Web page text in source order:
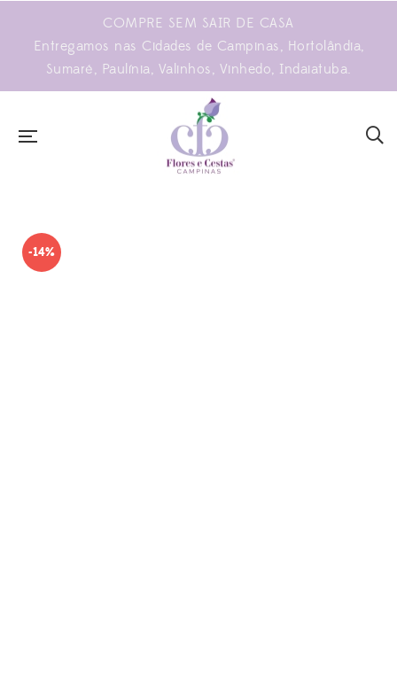
COMPRE SEM SAIR DE CASA
Entregamos nas Cidades de Campinas, Hortolândia,
Sumaré, Paulínia, Valinhos, Vinhedo, Indaiatuba.
-14%